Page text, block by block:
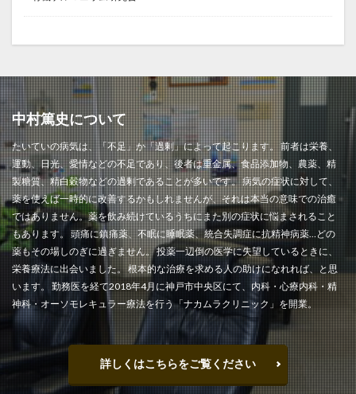
中村篤史について
たいていの病気は、「不足」か「過剰」によって起こります。 前者は栄養、
運動、日光、愛情などの不足であり、後者は重金属、食品添加物、農薬、精
製糖質、精白穀物などの過剰であることが多いです。 病気の症状に対して、
薬を使えば一時的に改善するかもしれませんが、それは本当の意味での治癒
ではありません。薬を飲み続けているうちにまた別の症状に悩まされること
もあります。 頭痛に鎮痛薬、不眠に睡眠薬、統合失調症に抗精神病薬…どの
薬もその場しのぎに過ぎません。 投薬一辺倒の医学に失望しているときに、
栄養療法に出会いました。 根本的な治療を求める人の助けになれれば、と思
います。 勤務医を経て2018年4月に神戸市中央区にて、内科・心療内科・精
神科・オーソモレキュラー療法を行う「ナカムラクリニック」を開業。
詳しくはこちらをご覧ください